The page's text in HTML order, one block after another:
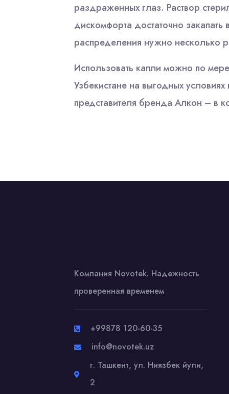
раздраженных глаз. Раствор
дискомфорта достаточно
распределения нужно несколько
Использовать капли можно по
Узбекистане на выгодных
представителя бренда Алкон – в
Компания Novotek. Надежность
проверенная временем
+99878 120-60-35
info@novotek.uz
г. Ташкент, ул. Ниязбек йули,
2